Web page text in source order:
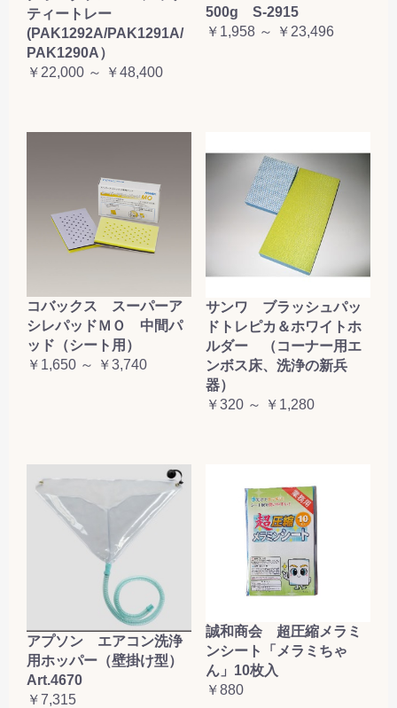
ティートレー
(PAK1292A/PAK1291A/
PAK1290A）
￥22,000 ～ ￥48,400
500g S-2915
￥1,958 ～ ￥23,496
コバックス スーパーア
シレパッドＭＯ 中間パ
ッド（シート用）
￥1,650 ～ ￥3,740
サンワ ブラッシュパッ
ドトレピカ＆ホワイトホ
ルダー （コーナー用エ
ンボス床、洗浄の新兵
器）
￥320 ～ ￥1,280
アプソン エアコン洗浄
用ホッパー（壁掛け型）
Art.4670
￥7,315
誠和商会 超圧縮メラミ
ンシート「メラミちゃ
ん」10枚入
￥880